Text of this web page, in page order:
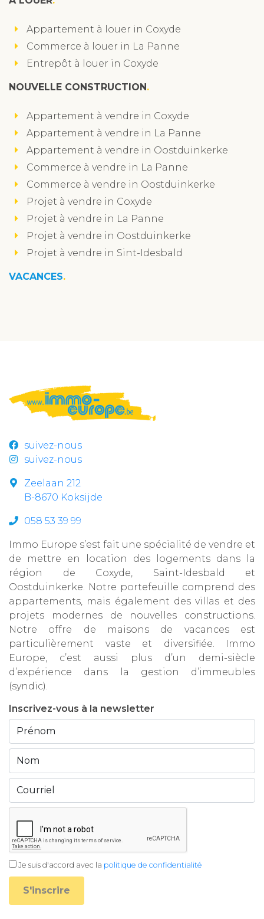
Appartement à louer in Coxyde
Commerce à louer in La Panne
Entrepôt à louer in Coxyde
NOUVELLE CONSTRUCTION
Appartement à vendre in Coxyde
Appartement à vendre in La Panne
Appartement à vendre in Oostduinkerke
Commerce à vendre in La Panne
Commerce à vendre in Oostduinkerke
Projet à vendre in Coxyde
Projet à vendre in La Panne
Projet à vendre in Oostduinkerke
Projet à vendre in Sint-Idesbald
VACANCES
suivez-nous
suivez-nous
Zeelaan 212
B-8670 Koksijde
058 53 39 99
Immo Europe s’est fait une spécialité de vendre et
de mettre en location des logements dans la
région de Coxyde, Saint-Idesbald et
Oostduinkerke. Notre portefeuille comprend des
appartements, mais également des villas et des
projets modernes de nouvelles constructions.
Notre offre de maisons de vacances est
particulièrement vaste et diversifiée. Immo
Europe, c’est aussi plus d’un demi-siècle
d’expérience dans la gestion d’immeubles
(syndic).
Inscrivez-vous à la newsletter
Je suis d'accord avec la politique de confidentialité
S'inscrire